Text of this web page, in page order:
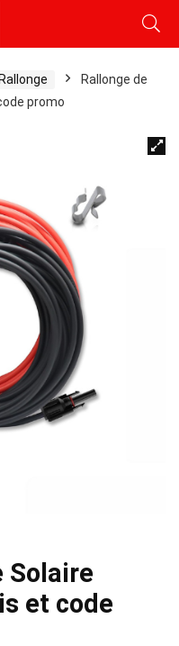
Rallonge
Rallonge de
promo
Solaire
et code